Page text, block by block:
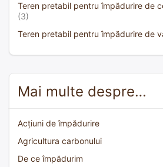
Teren pretabil pentru împădurire de
(3)
Teren pretabil pentru împădurire de
Mai multe despre…
Acțiuni de împădurire
Agricultura carbonului
De ce împădurim